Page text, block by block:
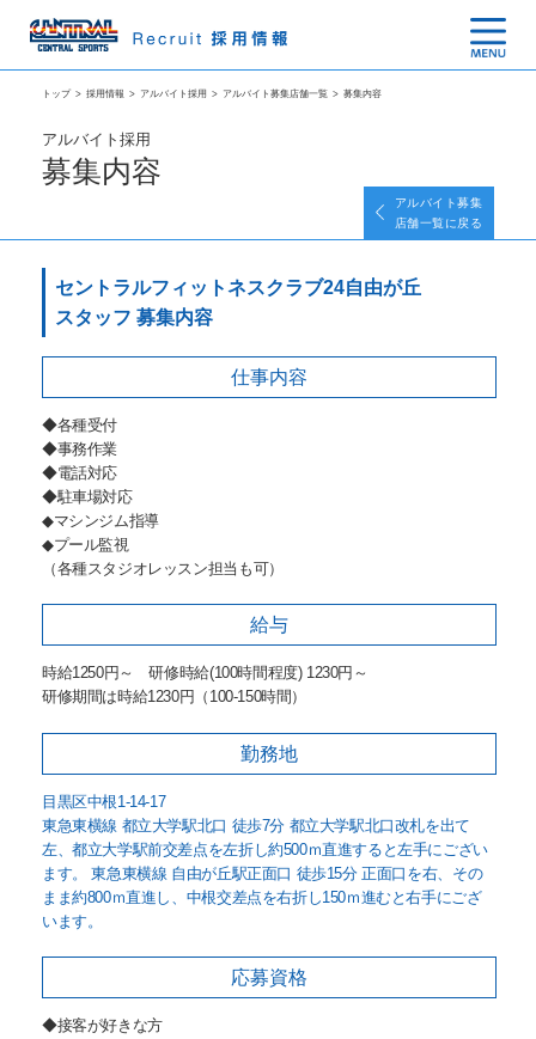
トップ > 採用情報 > アルバイト採用 > アルバイト募集店舗一覧 > 募集内容
アルバイト採用
募集内容
アルバイト募集
店舗一覧に戻る
セントラルフィットネスクラブ24自由が丘
スタッフ 募集内容
仕事内容
◆各種受付
◆事務作業
◆電話対応
◆駐車場対応
◆マシンジム指導
◆プール監視
（各種スタジオレッスン担当も可）
給与
時給1250円～ 研修時給(100時間程度) 1230円～
研修期間は時給1230円（100-150時間）
勤務地
目黒区中根1-14-17
東急東横線 都立大学駅北口 徒歩7分 都立大学駅北口改札を出て
左、都立大学駅前交差点を左折し約500ｍ直進すると左手にござい
ます。 東急東横線 自由が丘駅正面口 徒歩15分 正面口を右、その
まま約800ｍ直進し、中根交差点を右折し150ｍ進むと右手にござ
います。
応募資格
◆接客が好きな方